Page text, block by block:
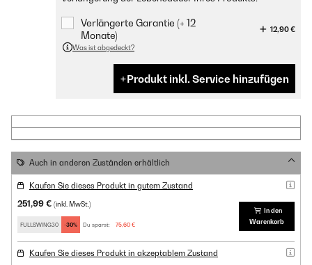
Verlängerte Garantie (+ 12
Monate)
12,90 €
Was ist abgedeckt?
Produkt inkl. Service hinzufügen
Auch in anderen Zuständen erhältlich
Kaufen Sie dieses Produkt in gutem Zustand
251,99 € (inkl. MwSt.)
FULLSWING30 -30% Du sparst: 75,60 €
In den
Warenkorb
Kaufen Sie dieses Produkt in akzeptablem Zustand